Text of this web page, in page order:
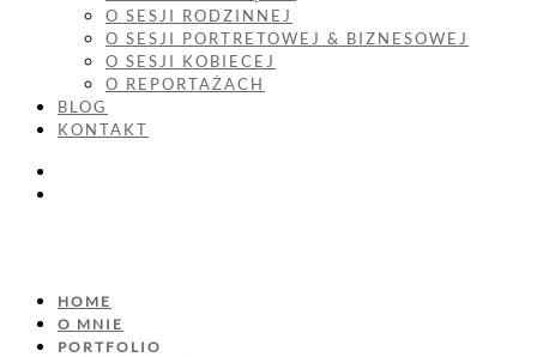
O SESJI RODZINNEJ
O SESJI PORTRETOWEJ & BIZNESOWEJ
O SESJI KOBIECEJ
O REPORTAŻACH
BLOG
KONTAKT
HOME
O MNIE
PORTFOLIO